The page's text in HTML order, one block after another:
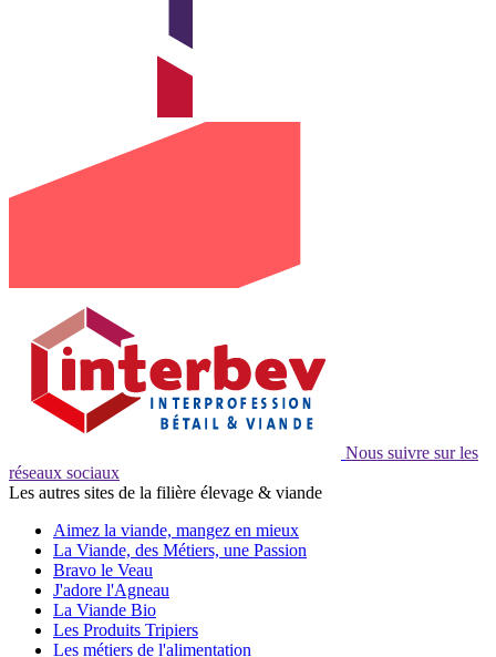
Nous suivre sur les
réseaux sociaux
Les autres sites de la filière élevage & viande
Aimez la viande, mangez en mieux
La Viande, des Métiers, une Passion
Bravo le Veau
J'adore l'Agneau
La Viande Bio
Les Produits Tripiers
Les métiers de l'alimentation